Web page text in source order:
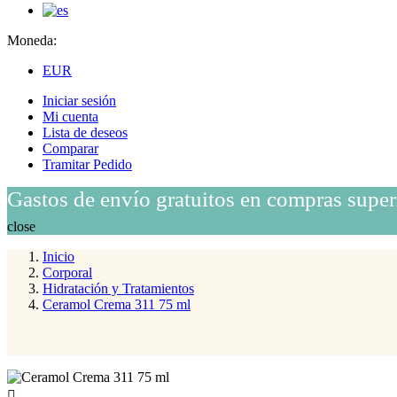
Moneda:
EUR
Iniciar sesión
Mi cuenta
Lista de deseos
Comparar
Tramitar Pedido
Gastos de envío gratuitos en compras
close
Inicio
Corporal
Hidratación y Tratamientos
Ceramol Crema 311 75 ml